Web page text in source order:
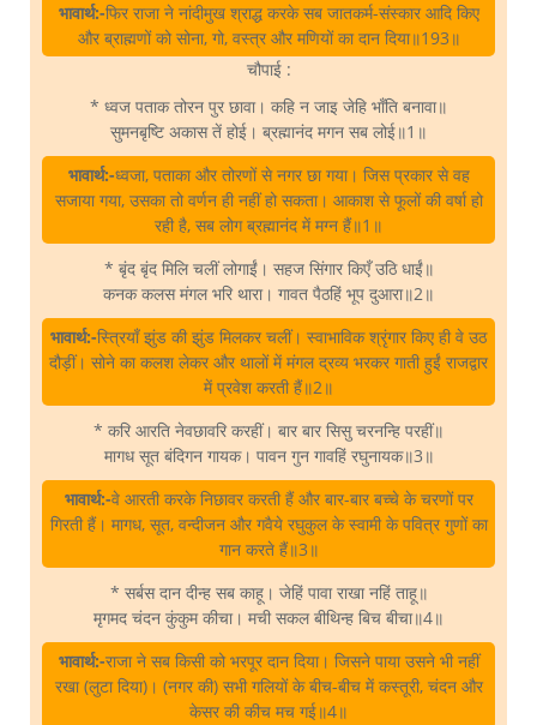
भावार्थ:-फिर राजा ने नांदीमुख श्राद्ध करके सब जातकर्म-संस्कार आदि किए
और ब्राह्मणों को सोना, गो, वस्त्र और मणियों का दान दिया॥193॥
चौपाई :
* ध्वज पताक तोरन पुर छावा। कहि न जाइ जेहि भाँति बनावा॥
सुमनबृष्टि अकास तें होई। ब्रह्मानंद मगन सब लोई॥1॥
भावार्थ:-ध्वजा, पताका और तोरणों से नगर छा गया। जिस प्रकार से वह
सजाया गया, उसका तो वर्णन ही नहीं हो सकता। आकाश से फूलों की वर्षा हो
रही है, सब लोग ब्रह्मानंद में मग्न हैं॥1॥
* बृंद बृंद मिलि चलीं लोगाईं। सहज सिंगार किएँ उठि धाईं॥
कनक कलस मंगल भरि थारा। गावत पैठहिं भूप दुआरा॥2॥
भावार्थ:-स्त्रियाँ झुंड की झुंड मिलकर चलीं। स्वाभाविक श्रृंगार किए ही वे उठ
दौड़ीं। सोने का कलश लेकर और थालों में मंगल द्रव्य भरकर गाती हुईं राजद्वार
में प्रवेश करती हैं॥2॥
* करि आरति नेवछावरि करहीं। बार बार सिसु चरनन्हि परहीं॥
मागध सूत बंदिगन गायक। पावन गुन गावहिं रघुनायक॥3॥
भावार्थ:-वे आरती करके निछावर करती हैं और बार-बार बच्चे के चरणों पर
गिरती हैं। मागध, सूत, वन्दीजन और गवैये रघुकुल के स्वामी के पवित्र गुणों का
गान करते हैं॥3॥
* सर्बस दान दीन्ह सब काहू। जेहिं पावा राखा नहिं ताहू॥
मृगमद चंदन कुंकुम कीचा। मची सकल बीथिन्ह बिच बीचा॥4॥
भावार्थ:-राजा ने सब किसी को भरपूर दान दिया। जिसने पाया उसने भी नहीं
रखा (लुटा दिया)। (नगर की) सभी गलियों के बीच-बीच में कस्तूरी, चंदन और
केसर की कीच मच गई॥4॥